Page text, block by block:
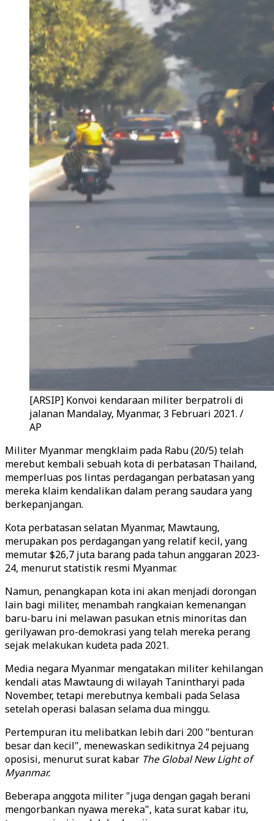
[ARSIP] Konvoi kendaraan militer berpatroli di
jalanan Mandalay, Myanmar, 3 Februari 2021. /
AP
Militer Myanmar mengklaim pada Rabu (20/5) telah
merebut kembali sebuah kota di perbatasan Thailand,
memperluas pos lintas perdagangan perbatasan yang
mereka klaim kendalikan dalam perang saudara yang
berkepanjangan.
Kota perbatasan selatan Myanmar, Mawtaung,
merupakan pos perdagangan yang relatif kecil, yang
memutar $26,7 juta barang pada tahun anggaran 2023-
24, menurut statistik resmi Myanmar.
Namun, penangkapan kota ini akan menjadi dorongan
lain bagi militer, menambah rangkaian kemenangan
baru-baru ini melawan pasukan etnis minoritas dan
gerilyawan pro-demokrasi yang telah mereka perang
sejak melakukan kudeta pada 2021.
Media negara Myanmar mengatakan militer kehilangan
kendali atas Mawtaung di wilayah Tanintharyi pada
November, tetapi merebutnya kembali pada Selasa
setelah operasi balasan selama dua minggu.
Pertempuran itu melibatkan lebih dari 200 "benturan
besar dan kecil", menewaskan sedikitnya 24 pejuang
oposisi, menurut surat kabar The Global New Light of
Myanmar.
Beberapa anggota militer "juga dengan gagah berani
mengorbankan nyawa mereka", kata surat kabar itu,